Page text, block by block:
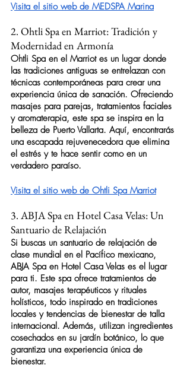
Visita el sitio web de MEDSPA Marina
2. Ohtli Spa en Marriot: Tradición y
Modernidad en Armonía
Ohtli Spa en el Marriot es un lugar donde
las tradiciones antiguas se entrelazan con
técnicas contemporáneas para crear una
experiencia única de sanación. Ofreciendo
masajes para parejas, tratamientos faciales
y aromaterapia, este spa se inspira en la
belleza de Puerto Vallarta. Aquí, encontrarás
una escapada rejuvenecedora que elimina
el estrés y te hace sentir como en un
verdadero paraíso.
Visita el sitio web de Ohtli Spa Marriot
3. ABJA Spa en Hotel Casa Velas: Un
Santuario de Relajación
Si buscas un santuario de relajación de
clase mundial en el Pacífico mexicano,
ABJA Spa en Hotel Casa Velas es el lugar
para ti. Este spa ofrece tratamientos de
autor, masajes terapéuticos y rituales
holísticos, todo inspirado en tradiciones
locales y tendencias de bienestar de talla
internacional. Además, utilizan ingredientes
cosechados en su jardín botánico, lo que
garantiza una experiencia única de
bienestar.